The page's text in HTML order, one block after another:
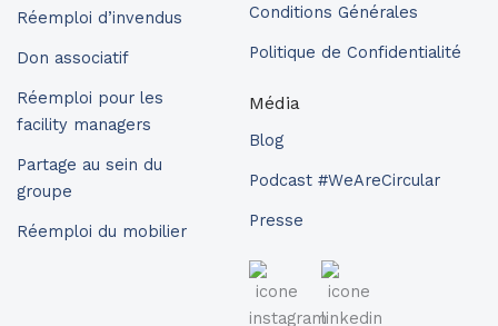
Réemploi d’invendus
Don associatif
Réemploi pour les
facility managers
Partage au sein du
groupe
Réemploi du mobilier
Conditions Générales
Politique de Confidentialité
Média
Blog
Podcast #WeAreCircular
Presse